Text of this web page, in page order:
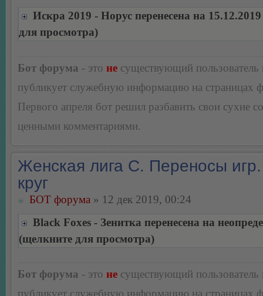
Искра 2019 - Норус перенесена на
для просмотра)
Бот форума - это не существующий пользователь
публикует служебную информацию на страницах
Первого апреля бот решил разбавить свои сухие
ценными комментариями.
Женская лига С. Переносы
круг
БОТ форума » 12 дек 2019, 00:24
Black Foxes - Зенитка перенесена на
(щелкните для просмотра)
Бот форума - это не существующий пользователь